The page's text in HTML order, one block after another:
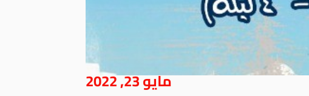
مايو 23, 2022